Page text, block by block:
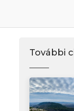
További